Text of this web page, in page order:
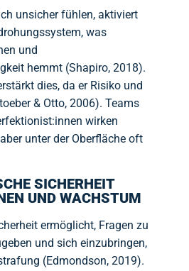
unsicher fühlen, aktiviert
was
und
hemmt (Shapiro, 2018).
dies, da er Risiko und
& Otto, 2006). Teams
wirken
unter der Oberfläche oft
SICHERHEIT
UND WACHSTUM
ermöglicht, Fragen zu
und sich einzubringen,
(Edmondson, 2019).